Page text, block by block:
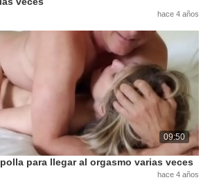
hace 4 años
09:50
para llegar al orgasmo varias veces
hace 4 años